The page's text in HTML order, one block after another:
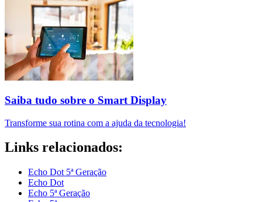
Saiba tudo sobre o Smart Display
Transforme sua rotina com a ajuda da tecnologia!
Links relacionados:
Echo Dot 5ª Geração
Echo Dot
Echo 5ª Geração